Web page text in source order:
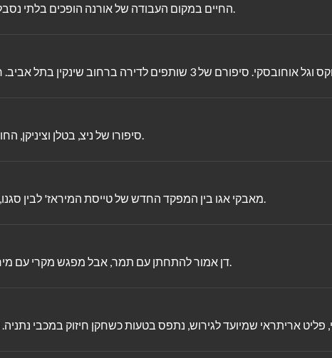
החיים במקום העבודה של אורנה הופכים בלתי נסבלים כשהבוס שלה בחברת הנדל"ן, שמעריך ומקדם אותה, מנסה לפתות אותה במקביל.
סיפורו של ניצ, בטלן וציניקן, החוזר מנדודיו בתקווה להשיב אליו את חברתו שעזב ומוצא עצמו בשפיץ של מאבק אקולוגי.
מאבקי אגו בין המפקד החדש של טייסת המיראז' לבין סגנו, הוותיק בטייסת, מתפתחים על רקע הכנות לקרב מכריע גורלות במלחמת ששת הימים.
דן אמור להתחתן עם תמר, אבל מפגש מקרי עם מירב, מלצרית ירושלמית, מטלטל אותו רומנטית, וגם מחזיר אותו לחלומו הגדול - המוזיקה.